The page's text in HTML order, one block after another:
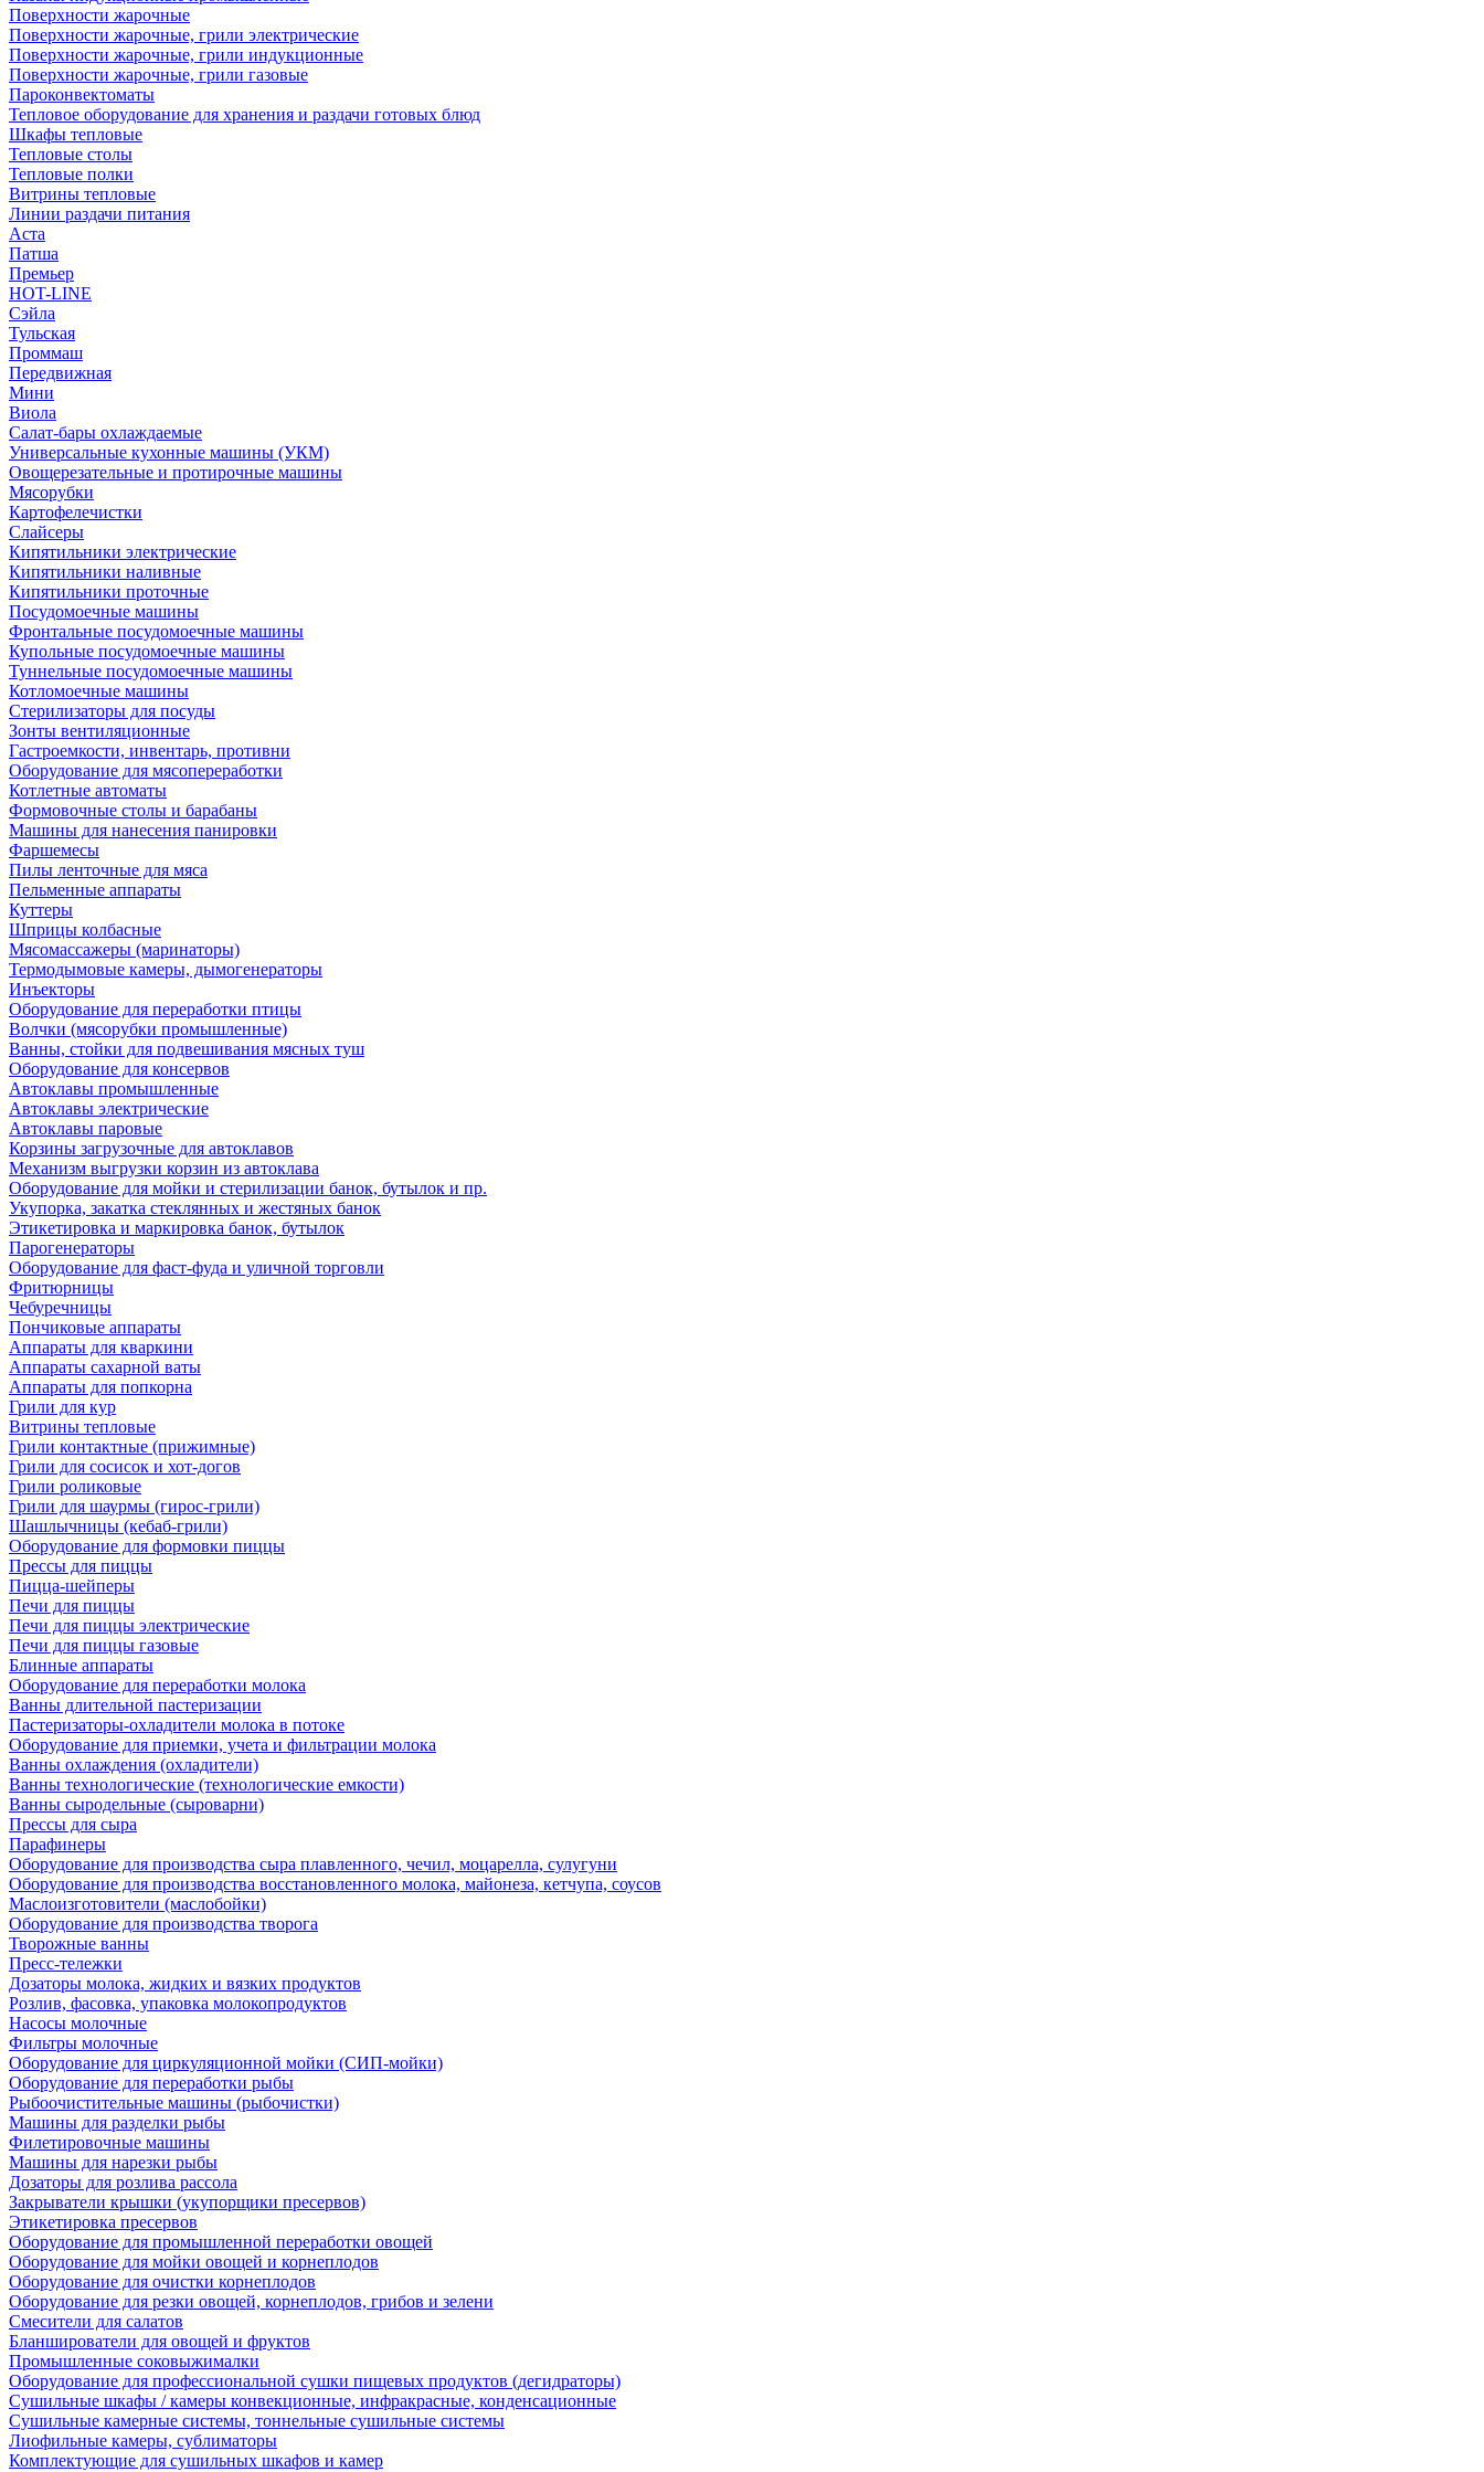
Поверхности жарочные
Поверхности жарочные, грили электрические
Поверхности жарочные, грили индукционные
Поверхности жарочные, грили газовые
Пароконвектоматы
Тепловое оборудование для хранения и раздачи готовых блюд
Шкафы тепловые
Тепловые столы
Тепловые полки
Витрины тепловые
Линии раздачи питания
Аста
Патша
Премьер
HOT-LINE
Сэйла
Тульская
Проммаш
Передвижная
Мини
Виола
Салат-бары охлаждаемые
Универсальные кухонные машины (УКМ)
Овощерезательные и протирочные машины
Мясорубки
Картофелечистки
Слайсеры
Кипятильники электрические
Кипятильники наливные
Кипятильники проточные
Посудомоечные машины
Фронтальные посудомоечные машины
Купольные посудомоечные машины
Туннельные посудомоечные машины
Котломоечные машины
Стерилизаторы для посуды
Зонты вентиляционные
Гастроемкости, инвентарь, противни
Оборудование для мясопереработки
Котлетные автоматы
Формовочные столы и барабаны
Машины для нанесения панировки
Фаршемесы
Пилы ленточные для мяса
Пельменные аппараты
Куттеры
Шприцы колбасные
Мясомассажеры (маринаторы)
Термодымовые камеры, дымогенераторы
Инъекторы
Оборудование для переработки птицы
Волчки (мясорубки промышленные)
Ванны, стойки для подвешивания мясных туш
Оборудование для консервов
Автоклавы промышленные
Автоклавы электрические
Автоклавы паровые
Корзины загрузочные для автоклавов
Механизм выгрузки корзин из автоклава
Оборудование для мойки и стерилизации банок, бутылок и пр.
Укупорка, закатка стеклянных и жестяных банок
Этикетировка и маркировка банок, бутылок
Парогенераторы
Оборудование для фаст-фуда и уличной торговли
Фритюрницы
Чебуречницы
Пончиковые аппараты
Аппараты для кваркини
Аппараты сахарной ваты
Аппараты для попкорна
Грили для кур
Витрины тепловые
Грили контактные (прижимные)
Грили для сосисок и хот-догов
Грили роликовые
Грили для шаурмы (гирос-грили)
Шашлычницы (кебаб-грили)
Оборудование для формовки пиццы
Прессы для пиццы
Пицца-шейперы
Печи для пиццы
Печи для пиццы электрические
Печи для пиццы газовые
Блинные аппараты
Оборудование для переработки молока
Ванны длительной пастеризации
Пастеризаторы-охладители молока в потоке
Оборудование для приемки, учета и фильтрации молока
Ванны охлаждения (охладители)
Ванны технологические (технологические емкости)
Ванны сыродельные (сыроварни)
Прессы для сыра
Парафинеры
Оборудование для производства сыра плавленного, чечил, моцарелла, сулугуни
Оборудование для производства восстановленного молока, майонеза, кетчупа, соусов
Маслоизготовители (маслобойки)
Оборудование для производства творога
Творожные ванны
Пресс-тележки
Дозаторы молока, жидких и вязких продуктов
Розлив, фасовка, упаковка молокопродуктов
Насосы молочные
Фильтры молочные
Оборудование для циркуляционной мойки (СИП-мойки)
Оборудование для переработки рыбы
Рыбоочистительные машины (рыбочистки)
Машины для разделки рыбы
Филетировочные машины
Машины для нарезки рыбы
Дозаторы для розлива рассола
Закрыватели крышки (укупорщики пресервов)
Этикетировка пресервов
Оборудование для промышленной переработки овощей
Оборудование для мойки овощей и корнеплодов
Оборудование для очистки корнеплодов
Оборудование для резки овощей, корнеплодов, грибов и зелени
Смесители для салатов
Бланширователи для овощей и фруктов
Промышленные соковыжималки
Оборудование для профессиональной сушки пищевых продуктов (дегидраторы)
Сушильные шкафы / камеры конвекционные, инфракрасные, конденсационные
Сушильные камерные системы, тоннельные сушильные системы
Лиофильные камеры, сублиматоры
Комплектующие для сушильных шкафов и камер